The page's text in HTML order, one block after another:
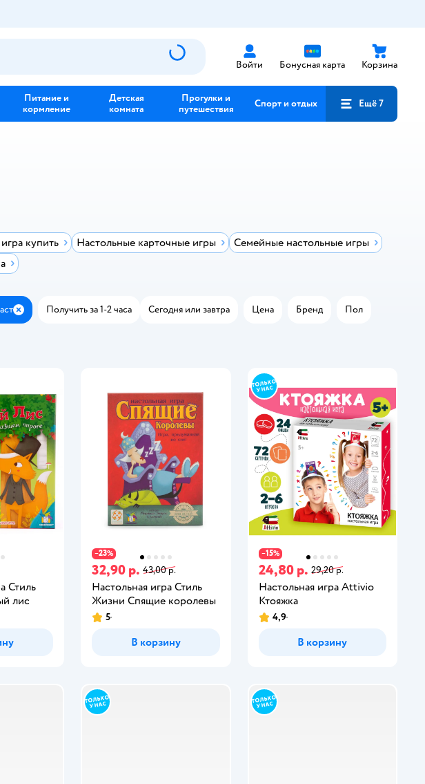
Войти Бонусная карта Корзина
Питание и
кормление
Детская
комната
Прогулки и
путешествия
Спорт и отдых Ещё 7
купить Настольные карточные игры
Семейные настольные игры
ЗакрытьПолучить за 1-2 часа Сегодня или завтра Цена Бренд Пол
Стиль
лис
−23%
32,90 р. 43,00 р.
Настольная игра Стиль
Жизни Спящие королевы
5
В корзину
−15%
24,80 р. 29,20 р.
Настольная игра Attivio
Ктояжка
4,9
В корзину